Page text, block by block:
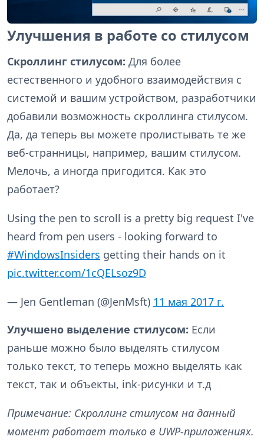
Улучшения в работе со стилусом
Скроллинг стилусом: Для более
естественного и удобного взаимодействия с
системой и вашим устройством, разработчики
добавили возможность скроллинга стилусом.
Да, да теперь вы можете пролистывать те же
веб-странницы, например, вашим стилусом.
Мелочь, а иногда пригодится. Как это
работает?
Using the pen to scroll is a pretty big request I've
heard from pen users - looking forward to
#WindowsInsiders getting their hands on it
pic.twitter.com/1cQELsoz9D
— Jen Gentleman (@JenMsft) 11 мая 2017 г.
Улучшено выделение стилусом: Если
раньше можно было выделять стилусом
только текст, то теперь можно выделять как
текст, так и объекты, ink-рисунки и т.д
Примечание: Скроллинг стилусом на данный
момент работает только в UWP-приложениях.